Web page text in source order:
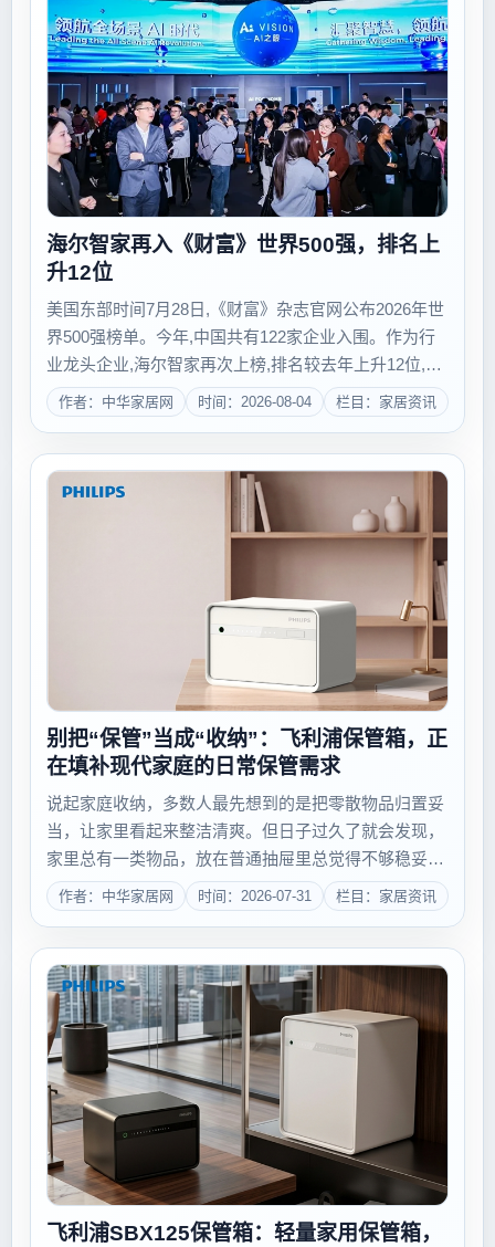
海尔智家再入《财富》世界500强，排名上
升12位
美国东部时间7月28日,《财富》杂志官网公布2026年世
界500强榜单。今年,中国共有122家企业入围。作为行
业龙头企业,海尔智家再次上榜,排名较去年上升12位,位
列第378名,这已是其连续第9年跻身该榜单,且排名稳步
攀升。在全球家电市场整体需求承压、行业增长动能偏
作者：中华家居网 时间：2026-08-04 栏目：家居资讯
别把“保管”当成“收纳”：飞利浦保管箱，正
在填补现代家庭的日常保管需求
说起家庭收纳，多数人最先想到的是把零散物品归置妥
当，让家里看起来整洁清爽。但日子过久了就会发现，
家里总有一类物品，放在普通抽屉里总觉得不够稳妥，
收进收纳盒又容易和杂物混在一起被遗忘，真要用的时
候，翻遍抽屉柜子也找不到。它们或许不是价值连城的
作者：中华家居网 时间：2026-07-31 栏目：家居资讯
飞利浦SBX125保管箱：轻量家用保管箱，